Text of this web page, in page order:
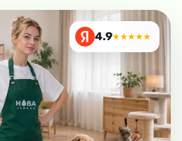
4.9★★★★★